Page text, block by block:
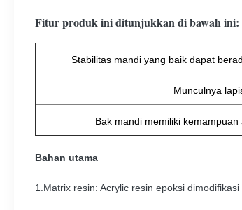
Fitur produk ini ditunjukkan di bawah ini:
Stabilitas mandi yang baik dapat
Munculnya
Bak mandi memiliki
Bahan utama
1.Matrix resin: Acrylic resin epoksi dimodifikasi